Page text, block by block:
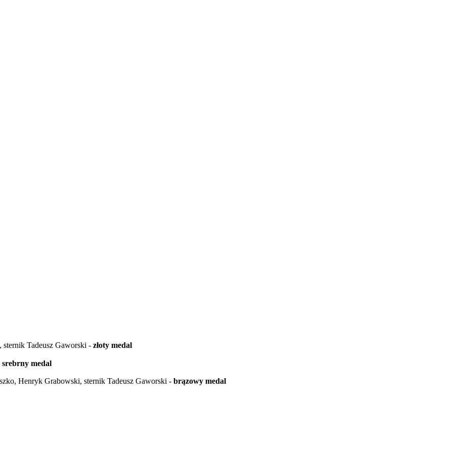
Tadeusz Gaworski - złoty medal
srebrny medal
Henryk Grabowski, sternik Tadeusz Gaworski - brązowy medal